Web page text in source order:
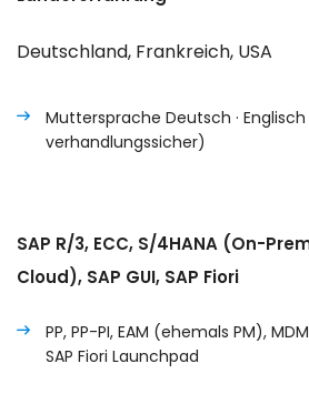
Deutschland, Frankreich, USA
Muttersprache Deutsch ·
verhandlungssicher)
SAP R/3, ECC, S/4HANA (On-
Cloud), SAP GUI, SAP Fiori
PP, PP-PI, EAM (ehemals PM),
SAP Fiori Launchpad